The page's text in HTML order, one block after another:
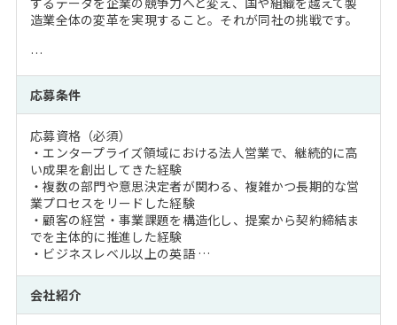
造業全体の変革を実現すること。それが同社の挑戦です。
…
応募条件
応募資格（必須）
・エンタープライズ領域における法人営業で、継続的に高
い成果を創出してきた経験
・複数の部門や意思決定者が関わる、複雑かつ長期的な営
業プロセスをリードした経験
・顧客の経営・事業課題を構造化し、提案から契約締結ま
でを主体的に推進した経験
・ビジネスレベル以上の英語 …
会社紹介